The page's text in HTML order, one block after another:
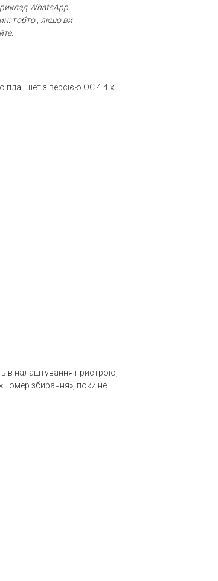
WhatsApp
тобто , якщо ви
планшет з версією ОС 4.4.x
в налаштування пристрою,
збирання», поки не